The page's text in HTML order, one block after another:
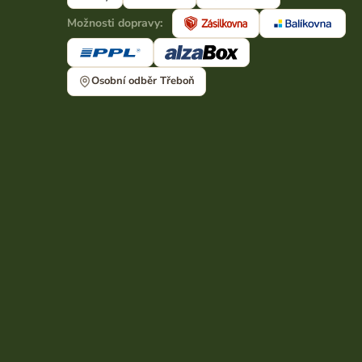
Možnosti dopravy:
Osobní odběr Třeboň